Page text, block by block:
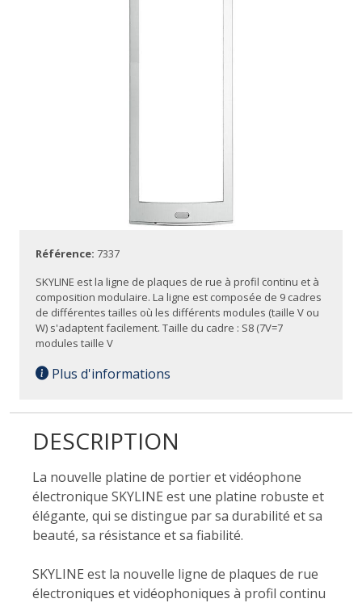
Référence: 7337
SKYLINE est la ligne de plaques de rue à profil continu et à
composition modulaire. La ligne est composée de 9 cadres
de différentes tailles où les différents modules (taille V ou
W) s'adaptent facilement. Taille du cadre : S8 (7V=7
modules taille V
Plus d'informations
DESCRIPTION
La nouvelle platine de portier et vidéophone
électronique SKYLINE est une platine robuste et
élégante, qui se distingue par sa durabilité et sa
beauté, sa résistance et sa fiabilité.
SKYLINE est la nouvelle ligne de plaques de rue
électroniques et vidéophoniques à profil continu